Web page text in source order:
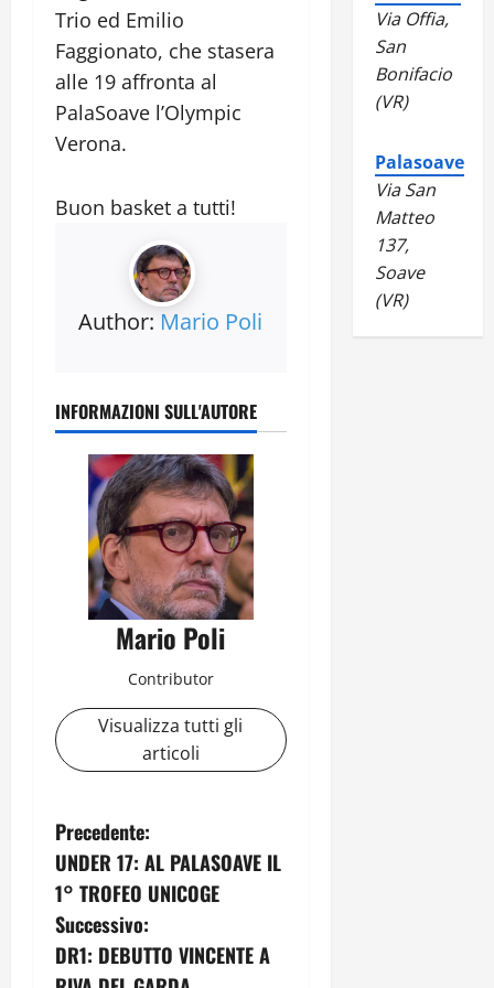
Trio ed Emilio
Faggionato, che stasera
alle 19 affronta al
PalaSoave l’Olympic
Verona.
Buon basket a tutti!
Author: Mario Poli
INFORMAZIONI SULL'AUTORE
Mario Poli
Contributor
Visualizza tutti gli
articoli
N
a
v
i
Precedente:
UNDER 17: AL PALASOAVE IL
1° TROFEO UNICOGE
Successivo:
DR1: DEBUTTO VINCENTE A
Via Offia,
San
Bonifacio
(VR)
Palasoave
Via San
Matteo
137,
Soave
(VR)